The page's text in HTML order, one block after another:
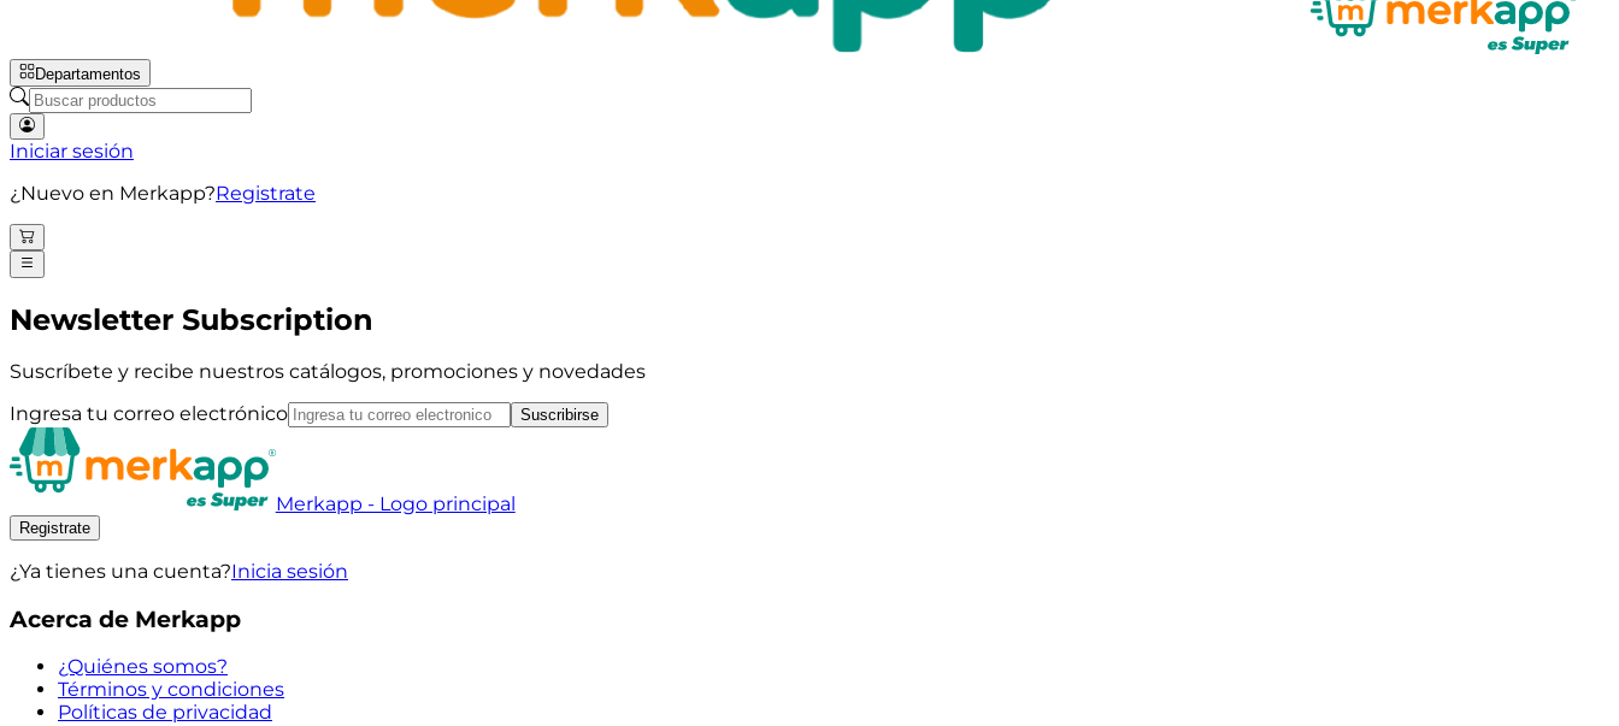
Departamentos
Iniciar sesión
¿Nuevo en Merkapp?Registrate
Newsletter Subscription
Suscríbete y recibe nuestros catálogos, promociones y novedades
Ingresa tu correo electrónico
Suscribirse
Merkapp - Logo principal
Registrate
¿Ya tienes una cuenta?Inicia sesión
Acerca de Merkapp
¿Quiénes somos?
Términos y condiciones
Políticas de privacidad